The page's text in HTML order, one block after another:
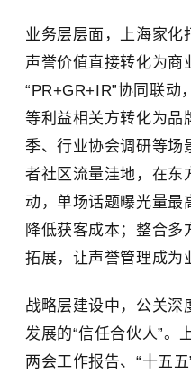
业务层层面，上海家化
声誉价值直接转化为商
“PR+GR+IR”协同联动
等利益相关方转化为品
季、行业协会调研等场
者社区流量洼地，在东
动，单场话题曝光量最
降低获客成本；整合多
拓展，让声誉管理成为
战略层建设中，公关深
发展的“信任合伙人”。
两会工作报告、“十五